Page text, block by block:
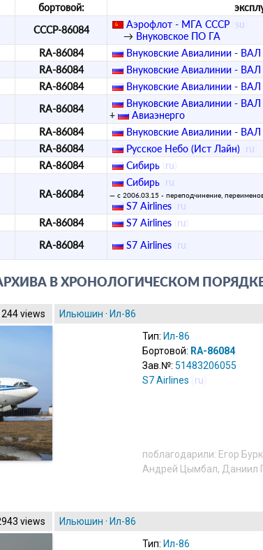
бортовой:
СССР-86084 Аэрофлот - МГА СССР su
→ Внуковское ПО ГА
RA-86084 Внуковские Авиалинии - ВАЛ
RA-86084 Внуковские Авиалинии - ВАЛ
RA-86084 Внуковские Авиалинии - ВАЛ
RA-86084 Внуковские Авиалинии - ВАЛ
+
Авиаэнерго
RA-86084 Внуковские Авиалинии - ВАЛ
RA-86084 Русское Небо (Ист Лайн) ru
RA-86084 Сибирь ru
RA-86084
Сибирь ru
— с 2006.03.15 - переподчинение,
S7 Airlines ru
RA-86084 S7 Airlines ru
RA-86084 S7 Airlines ru
В ХРОНОЛОГИЧЕСКОМ
views Ильюшин · Ил-86
Тип: Ил-86
Бортовой: RA-86084
Зав.№: 51483206055
S7 Airlines
ru
поблагодарили: Егор
Андрей Цымбал, Даниил
views Ильюшин · Ил-86
Тип: Ил-86